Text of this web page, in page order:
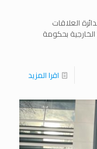
لدائرة العلاقات
بحكومة
اقرا المزيد